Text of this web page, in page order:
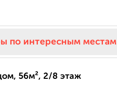
по интересным местам
56м², 2/8 этаж